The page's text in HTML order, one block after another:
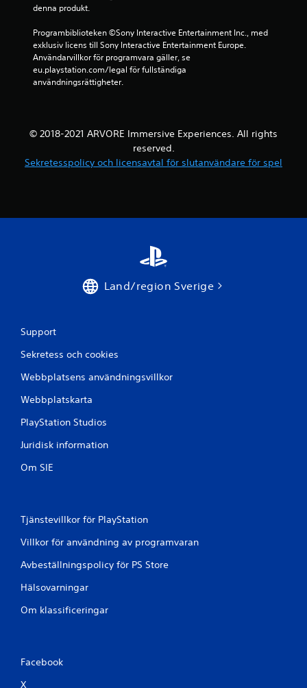
e
denna produkt.
Programbiblioteken ©Sony Interactive Entertainment Inc., med
exklusiv licens till Sony Interactive Entertainment Europe.
Användarvillkor för programvara gäller, se
eu.playstation.com/legal för fullständiga
användningsrättigheter.
© 2018-2021 ARVORE Immersive Experiences. All rights
reserved.
Sekretesspolicy och licensavtal för slutanvändare för spel
Land/region Sverige
Support
Sekretess och cookies
Webbplatsens användningsvillkor
Webbplatskarta
PlayStation Studios
Juridisk information
Om SIE
Tjänstevillkor för PlayStation
Villkor för användning av programvaran
Avbeställningspolicy för PS Store
Hälsovarningar
Om klassificeringar
Facebook
X